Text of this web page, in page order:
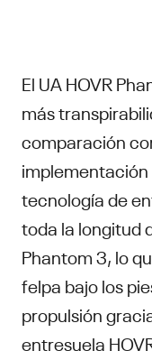
El UA HOVR
más
comparación
implementación
tecnología de
toda la longitud
Phantom 3, lo
felpa bajo los
propulsión
entresuela